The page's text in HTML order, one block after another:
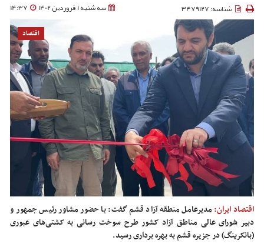
سه شنبه 1 فروردین 1402 14:37 شناسه: 3479127
اقتصاد
اقتصاد ایران: مدیرعامل منطقه آزاد قشم گفت: با حضور مشاور رئیس جمهور و
دبیر شورای عالی مناطق آزاد کشور طرح سوخت رسانی به کشتی‌های عبوری
(بانکرینگ) در جزیره قشم به بهره برداری رسید.